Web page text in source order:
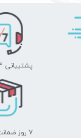
پشتیبانی ۲۴ ساعته
۷ روز ضمانت بازگشت